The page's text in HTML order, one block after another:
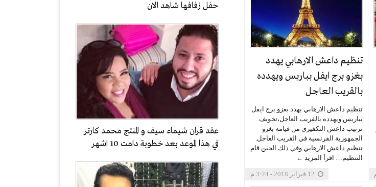
حفل زفافها شاهد الان
عقد قران شيماء سيف و المنتج محمد كارتر
في هذا الموعد بعد خطوبة دامت 10 اشهر
تنظيم داعش الارهابي يهدد
بغزو برج ايفل بباريس ويهدده
بالقريب العاجل
تنظيم داعش الارهابي يهدد بغزو برج ايفل
بباريس ويهدده بالقريب العاجل،تخويف
ترتيب داعش التكفيري من قيامه بغزو
الجمهورية الفرنسية في القريب العاجل.
تنظيم داعش الارهابي وفي ذلك الحين قام
التنظيم…
اقرأ المزيد ←
12 فبراير 2018 - 3:24 م